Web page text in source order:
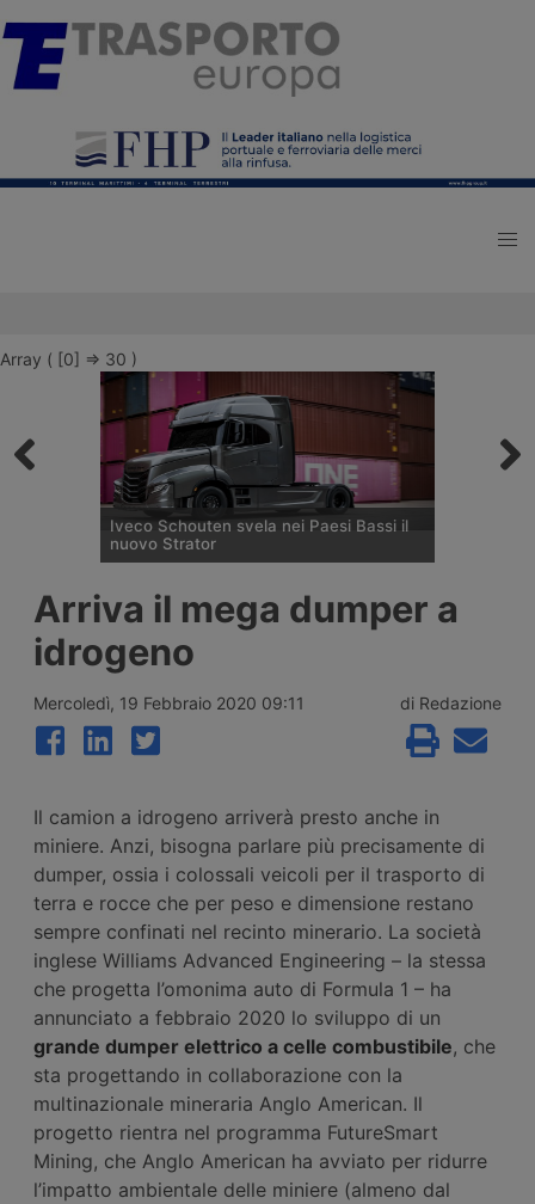
Array ( [0] => 30 )
Iveco Schouten svela nei Paesi Bassi il
nuovo Strator
mondiale al Truckstar Festival di Assen, lo
Strator anno modello 2026. Adotta cabina
arretrata e meccanica del nuovo Iveco S-
Way, con motori xCursor 13 fino a 427 kW.
olandese, dove nel 2006 nacque la prima
generazione.
Arriva il mega dumper a
idrogeno
Mercoledì, 19 Febbraio 2020 09:11 di Redazione
Il camion a idrogeno arriverà presto anche in
miniere. Anzi, bisogna parlare più precisamente di
dumper, ossia i colossali veicoli per il trasporto di
terra e rocce che per peso e dimensione restano
sempre confinati nel recinto minerario. La società
inglese Williams Advanced Engineering – la stessa
che progetta l’omonima auto di Formula 1 – ha
annunciato a febbraio 2020 lo sviluppo di un
grande dumper elettrico a celle combustibile, che
sta progettando in collaborazione con la
multinazionale mineraria Anglo American. Il
progetto rientra nel programma FutureSmart
Mining, che Anglo American ha avviato per ridurre
l’impatto ambientale delle miniere (almeno dal